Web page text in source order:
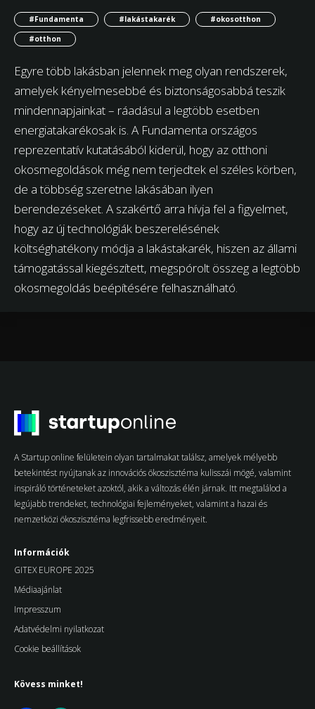
#Fundamenta #lakástakarék
#okosotthon
#otthon
Egyre több lakásban jelennek meg olyan rendszerek,
amelyek kényelmesebbé és biztonságosabbá teszik
mindennapjainkat – ráadásul a legtöbb esetben
energiatakarékosak is. A Fundamenta országos
reprezentatív kutatásából kiderül, hogy az otthoni
okosmegoldások még nem terjedtek el széles körben,
de a többség szeretne lakásában ilyen
berendezéseket. A szakértő arra hívja fel a figyelmet,
hogy az új technológiák beszerelésének
költséghatékony módja a lakástakarék, hiszen az állami
támogatással kiegészített, megspórolt összeg a legtöbb
okosmegoldás beépítésére felhasználható.
A Startup online felületein olyan tartalmakat találsz, amelyek mélyebb
betekintést nyújtanak az innovációs ökoszisztéma kulisszái mögé, valamint
inspiráló történeteket azoktól, akik a változás élén járnak. Itt megtalálod a
legújabb trendeket, technológiai fejleményeket, valamint a hazai és
nemzetközi ökoszisztéma legfrissebb eredményeit.
Információk
GITEX EUROPE 2025
Médiaajánlat
Impresszum
Adatvédelmi nyilatkozat
Cookie beállítások
Kövess minket!